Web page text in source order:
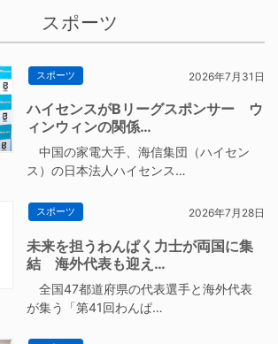
スポーツ
スポーツ 2026年7月31日
ハイセンスがBリーグスポンサー ウ
ィンウィンの関係…
中国の家電大手、海信集団（ハイセン
ス）の日本法人ハイセンス…
スポーツ 2026年7月28日
未来を担うわんぱく力士が両国に集
結 海外代表も迎え…
全国47都道府県の代表選手と海外代表
が集う「第41回わんぱ…